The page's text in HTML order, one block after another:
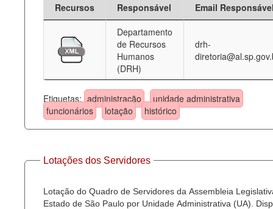
Recursos Responsável
Email
Departamento
de Recursos
Humanos
(DRH)
drh-
Etiquetas: administração
unidade administrativa
funcionários
lotação histórico
Lotações dos Servidores
Lotação do Quadro de Servidores da Assembleia
Estado de São Paulo por Unidade Administrativa (UA).